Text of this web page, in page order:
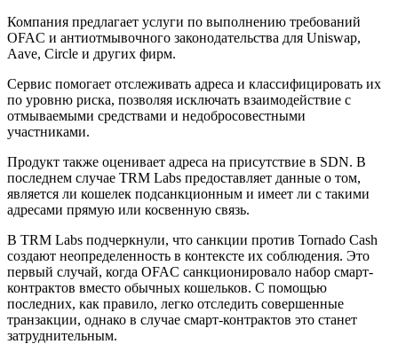
Компания предлагает услуги по выполнению требований
OFAC и антиотмывочного законодательства для Uniswap,
Aave, Circle и других фирм.
Сервис помогает отслеживать адреса и классифицировать их
по уровню риска, позволяя исключать взаимодействие с
отмываемыми средствами и недобросовестными
участниками.
Продукт также оценивает адреса на присутствие в SDN. В
последнем случае TRM Labs предоставляет данные о том,
является ли кошелек подсанкционным и имеет ли с такими
адресами прямую или косвенную связь.
В TRM Labs подчеркнули, что санкции против Tornado Cash
создают неопределенность в контексте их соблюдения. Это
первый случай, когда OFAC санкционировало набор смарт-
контрактов вместо обычных кошельков. С помощью
последних, как правило, легко отследить совершенные
транзакции, однако в случае смарт-контрактов это станет
затруднительным.